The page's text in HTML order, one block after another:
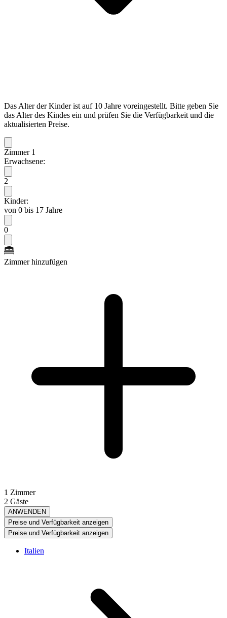
Das Alter der Kinder ist auf 10 Jahre voreingestellt. Bitte geben Sie
das Alter des Kindes ein und prüfen Sie die Verfügbarkeit und die
aktualisierten Preise.
Zimmer 1
Erwachsene:
2
Kinder:
von 0 bis 17 Jahre
0
Zimmer hinzufügen
1 Zimmer
2 Gäste
ANWENDEN
Preise und Verfügbarkeit anzeigen
Preise und Verfügbarkeit anzeigen
Italien